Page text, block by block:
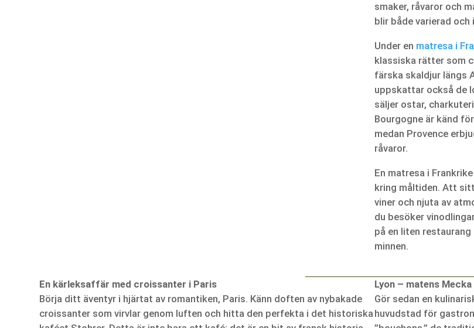
smaker, råvaror och
blir både varierad och
Under en matresa i
klassiska rätter som
färska skaldjur längs
uppskattar också de
säljer ostar,
Bourgogne är känd
medan Provence
råvaror.
En matresa i
kring måltiden. Att
viner och njuta av
du besöker
på en liten
minnen.
En kärleksaffär med croissanter i Paris
Börja ditt äventyr i hjärtat av romantiken, Paris. Känn doften av nybakade
croissanter som virvlar genom luften och hitta den perfekta i det historiska
Lyon – matens Mecka
Gör sedan en
huvudstad för